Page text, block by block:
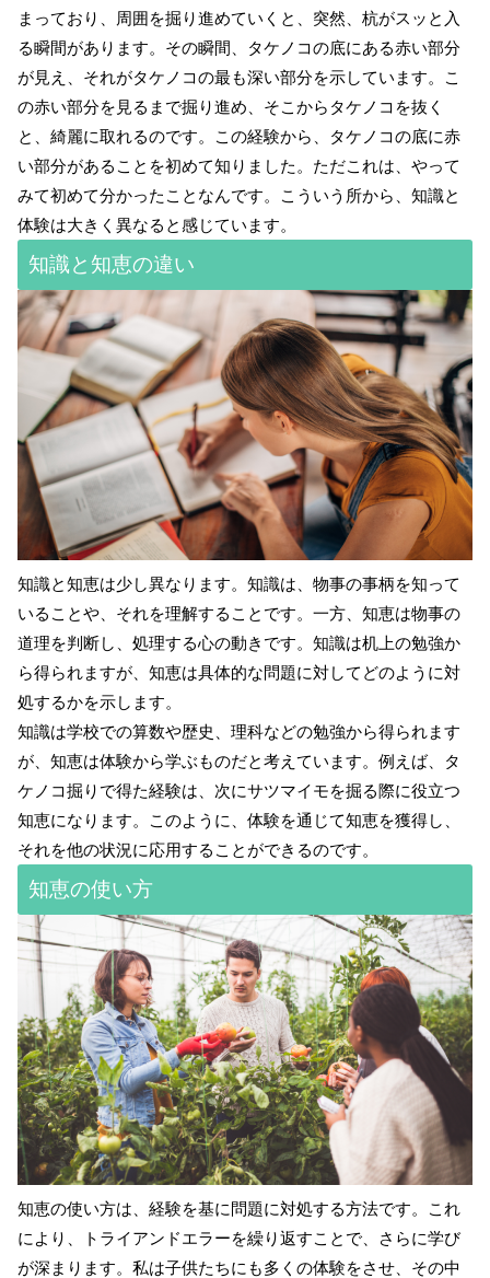
まっており、周囲を掘り進めていくと、突然、杭がスッと入
る瞬間があります。その瞬間、タケノコの底にある赤い部分
が見え、それがタケノコの最も深い部分を示しています。こ
の赤い部分を見るまで掘り進め、そこからタケノコを抜く
と、綺麗に取れるのです。この経験から、タケノコの底に赤
い部分があることを初めて知りました。ただこれは、やって
みて初めて分かったことなんです。こういう所から、知識と
体験は大きく異なると感じています。
知識と知恵の違い
知識と知恵は少し異なります。知識は、物事の事柄を知って
いることや、それを理解することです。一方、知恵は物事の
道理を判断し、処理する心の動きです。知識は机上の勉強か
ら得られますが、知恵は具体的な問題に対してどのように対
処するかを示します。
知識は学校での算数や歴史、理科などの勉強から得られます
が、知恵は体験から学ぶものだと考えています。例えば、タ
ケノコ掘りで得た経験は、次にサツマイモを掘る際に役立つ
知恵になります。このように、体験を通じて知恵を獲得し、
それを他の状況に応用することができるのです。
知恵の使い方
知恵の使い方は、経験を基に問題に対処する方法です。これ
により、トライアンドエラーを繰り返すことで、さらに学び
が深まります。私は子供たちにも多くの体験をさせ、その中